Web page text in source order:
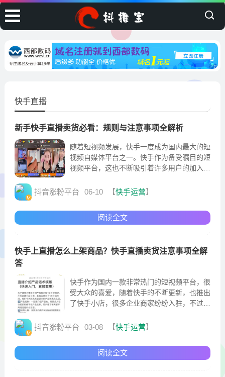
快手直播
新手快手直播卖货必看：规则与注意事项全解析
随着短视频发展，快手一度成为国内最大的短
视频自媒体平台之一。快手作为备受瞩目的短
视频平台，这也不断吸引着许多用户的加入。
抖音涨粉平台 06-10 【快手运营】
阅读全文
快手上直播怎么上架商品？快手直播卖货注意事项全解
答
快手作为国内一款非常热门的短视频平台，很
受大众的喜爱，随着快手的不断更新，也推出
了快手小店，很多企业商家纷纷入驻，不过想
伴问
抖音涨粉平台 03-08 【快手运营】
阅读全文